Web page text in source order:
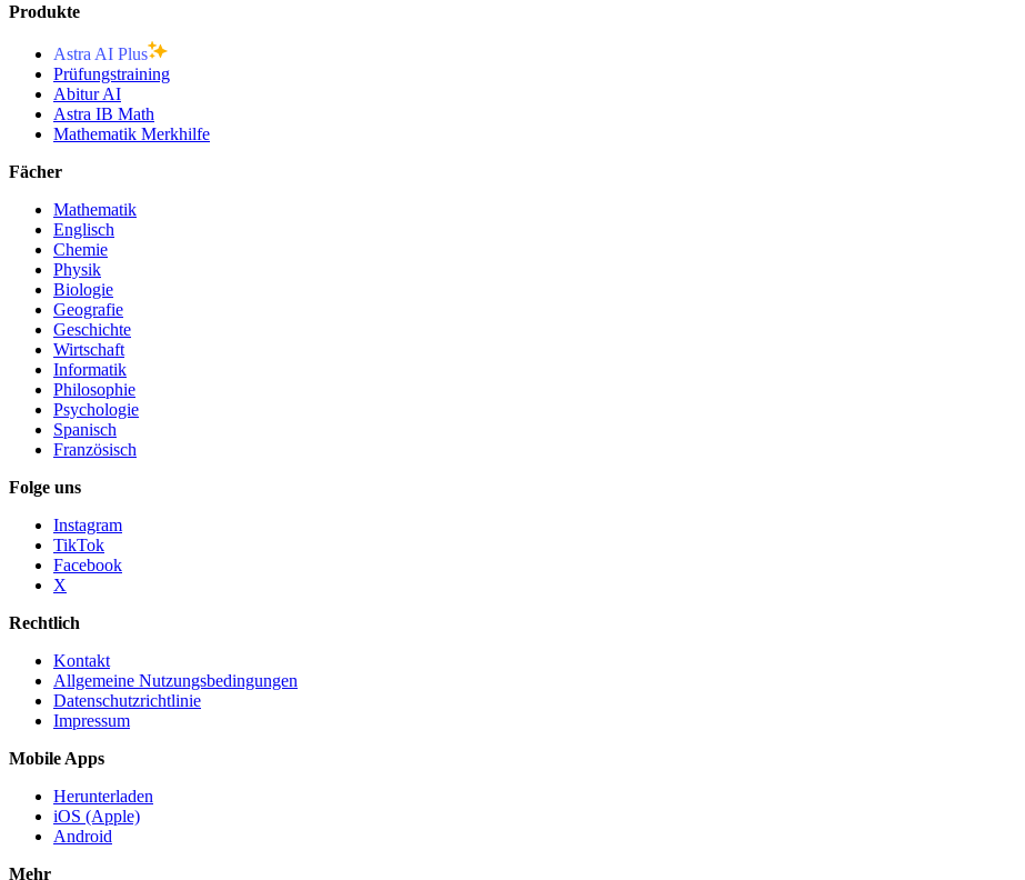
Produkte
Astra AI Plus
Prüfungstraining
Abitur AI
Astra IB Math
Mathematik Merkhilfe
Fächer
Mathematik
Englisch
Chemie
Physik
Biologie
Geografie
Geschichte
Wirtschaft
Informatik
Philosophie
Psychologie
Spanisch
Französisch
Folge uns
Instagram
TikTok
Facebook
X
Rechtlich
Kontakt
Allgemeine Nutzungsbedingungen
Datenschutzrichtlinie
Impressum
Mobile Apps
Herunterladen
iOS (Apple)
Android
Mehr